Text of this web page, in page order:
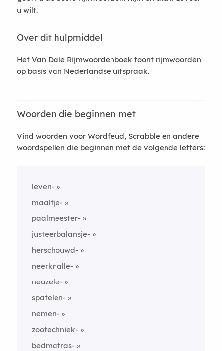
u wilt.
Over dit hulpmiddel
Het Van Dale Rijmwoordenboek toont rijmwoorden
op basis van Nederlandse uitspraak.
Woorden die beginnen met
Vind woorden voor Wordfeud, Scrabble en andere
woordspellen die beginnen met de volgende letters:
leven-
maaltje-
paalmeester-
justeerbalansje-
herschouwd-
neerknalle-
neuzele-
spatelen-
nemen-
zootechniek-
bedmatras-